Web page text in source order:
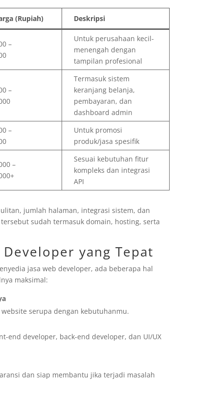
(Rupiah) Deskripsi
–
Untuk perusahaan kecil-
menengah dengan
tampilan profesional
–
Termasuk sistem
keranjang belanja,
pembayaran, dan
dashboard admin
–
Untuk promosi
produk/jasa spesifik
–
Sesuai kebutuhan fitur
kompleks dan integrasi
API
jumlah halaman, integrasi sistem, dan
sudah termasuk domain, hosting, serta
yang Tepat
jasa web developer, ada beberapa hal
maksimal:
serupa dengan kebutuhanmu.
end developer, back-end developer, dan UI/UX
dan siap membantu jika terjadi masalah